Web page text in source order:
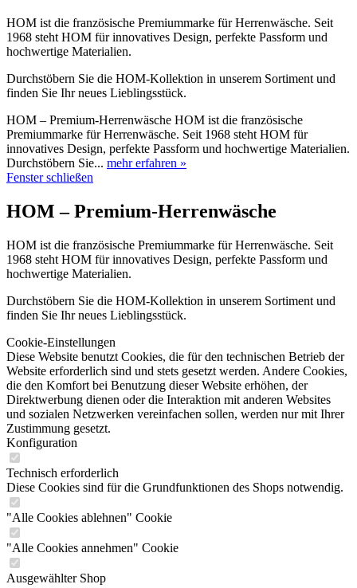
HOM ist die französische Premiummarke für Herrenwäsche. Seit
1968 steht HOM für innovatives Design, perfekte Passform und
hochwertige Materialien.
Durchstöbern Sie die HOM-Kollektion in unserem Sortiment und
finden Sie Ihr neues Lieblingsstück.
HOM – Premium-Herrenwäsche HOM ist die französische
Premiummarke für Herrenwäsche. Seit 1968 steht HOM für
innovatives Design, perfekte Passform und hochwertige Materialien.
Durchstöbern Sie... mehr erfahren »
Fenster schließen
HOM – Premium-Herrenwäsche
HOM ist die französische Premiummarke für Herrenwäsche. Seit
1968 steht HOM für innovatives Design, perfekte Passform und
hochwertige Materialien.
Durchstöbern Sie die HOM-Kollektion in unserem Sortiment und
finden Sie Ihr neues Lieblingsstück.
Cookie-Einstellungen
Diese Website benutzt Cookies, die für den technischen Betrieb der
Website erforderlich sind und stets gesetzt werden. Andere Cookies,
die den Komfort bei Benutzung dieser Website erhöhen, der
Direktwerbung dienen oder die Interaktion mit anderen Websites
und sozialen Netzwerken vereinfachen sollen, werden nur mit Ihrer
Zustimmung gesetzt.
Konfiguration
Technisch erforderlich
Diese Cookies sind für die Grundfunktionen des Shops notwendig.
"Alle Cookies ablehnen" Cookie
"Alle Cookies annehmen" Cookie
Ausgewählter Shop